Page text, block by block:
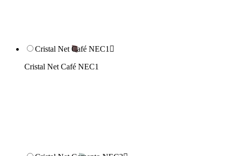
Cristal Net Café NEC1 
Cristal Net Café NEC1